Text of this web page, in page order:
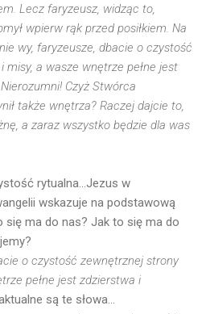
Lecz faryzeusz, widząc to,
wpierw rąk przed posiłkiem. Na
wy, faryzeusze, dbacie o czystość
a wasze wnętrze pełne jest
Czyż Stwórca
także wnętrza? Raczej dajcie to,
a zaraz wszystko będzie dla was
rytualna...Jezus w
wskazuje na podstawową
się ma do nas? Jak to się ma do
o czystość zewnętrznej strony
pełne jest zdzierstwa i
są te słowa...